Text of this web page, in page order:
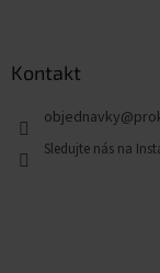
Kontakt
objednavky@